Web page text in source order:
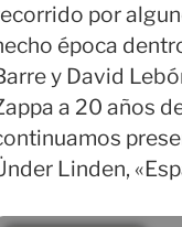
por
época
y David
a 20 años
Linden,